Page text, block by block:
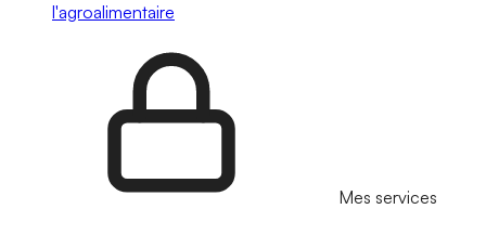
l'agroalimentaire
Mes services